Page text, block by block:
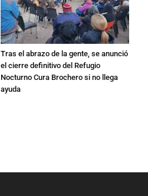
Tras el abrazo de la gente, se anunció
el cierre definitivo del Refugio
Nocturno Cura Brochero si no llega
ayuda